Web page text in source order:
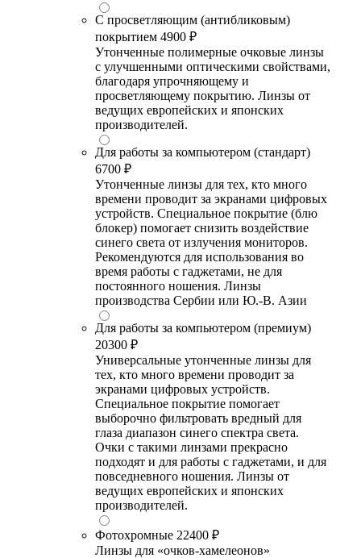
С просветляющим (антибликовым)
покрытием 4900 ₽
Утонченные полимерные очковые линзы
с улучшенными оптическими свойствами,
благодаря упрочняющему и
просветляющему покрытию. Линзы от
ведущих европейских и японских
производителей.
Для работы за компьютером (стандарт)
6700 ₽
Утонченные линзы для тех, кто много
времени проводит за экранами цифровых
устройств. Специальное покрытие (блю
блокер) помогает снизить воздействие
синего света от излучения мониторов.
Рекомендуются для использования во
время работы с гаджетами, не для
постоянного ношения. Линзы
производства Сербии или Ю.-В. Азии
Для работы за компьютером (премиум)
20300 ₽
Универсальные утонченные линзы для
тех, кто много времени проводит за
экранами цифровых устройств.
Специальное покрытие помогает
выборочно фильтровать вредный для
глаза диапазон синего спектра света.
Очки с такими линзами прекрасно
подходят и для работы с гаджетами, и для
повседневного ношения. Линзы от
ведущих европейских и японских
производителей.
Фотохромные 22400 ₽
Линзы для «очков-хамелеонов»